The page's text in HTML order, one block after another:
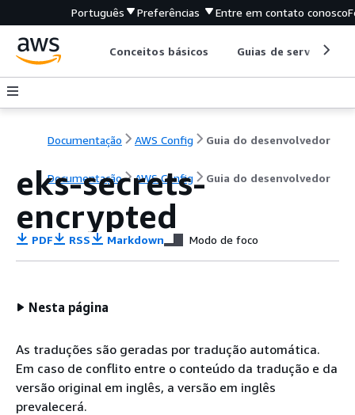
Português Preferências Entre em contato conosco
Conceitos básicos Guias de serviço
Documentação AWS Config Guia do desenvolvedor
Documentação AWS Config Guia do desenvolvedor
eks-secrets-
encrypted
PDF RSS Markdown Modo de foco
Nesta página
As traduções são geradas por tradução automática.
Em caso de conflito entre o conteúdo da tradução e da
versão original em inglês, a versão em inglês
prevalecerá.